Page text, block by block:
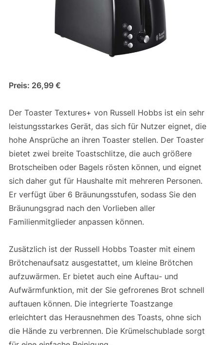
Preis: 26,99 €
Der Toaster Textures+ von Russell Hobbs ist ein sehr
leistungsstarkes Gerät, das sich für Nutzer eignet, die
hohe Ansprüche an ihren Toaster stellen. Der Toaster
bietet zwei breite Toastschlitze, die auch größere
Brotscheiben oder Bagels rösten können, und eignet
sich daher gut für Haushalte mit mehreren Personen.
Er verfügt über 6 Bräunungsstufen, sodass Sie den
Bräunungsgrad nach den Vorlieben aller
Familienmitglieder anpassen können.
Zusätzlich ist der Russell Hobbs Toaster mit einem
Brötchenaufsatz ausgestattet, um kleine Brötchen
aufzuwärmen. Er bietet auch eine Auftau- und
Aufwärmfunktion, mit der Sie gefrorenes Brot schnell
auftauen können. Die integrierte Toastzange
erleichtert das Herausnehmen des Toasts, ohne sich
die Hände zu verbrennen. Die Krümelschublade sorgt